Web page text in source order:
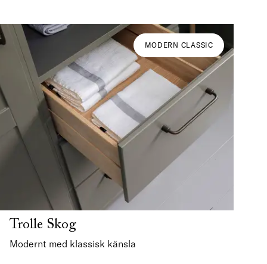
MODERN CLASSIC
Trolle Skog
Modernt med klassisk känsla